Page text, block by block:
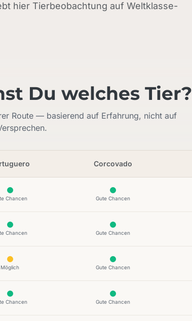
hier Tierbeobachtung auf Weltklasse-
Du welches Tier?
Route — basierend auf Erfahrung, nicht auf
Corcovado
Chancen Gute Chancen
Chancen Gute Chancen
Möglich Gute Chancen
Chancen Gute Chancen